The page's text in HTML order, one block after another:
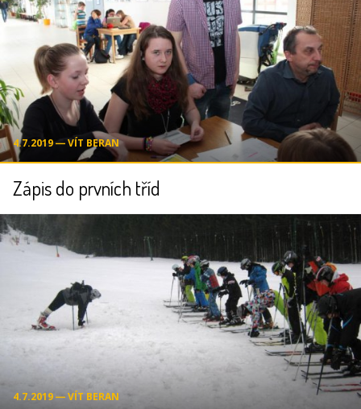
4.7.2019 ― VÍT BERAN
Zápis do prvních tříd
4.7.2019 ― VÍT BERAN